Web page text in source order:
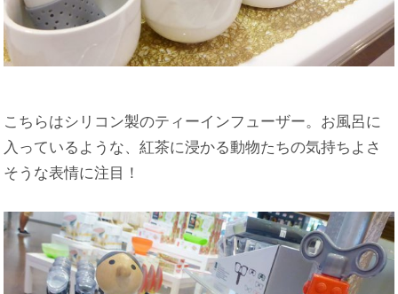
こちらはシリコン製のティーインフューザー。お風呂に
入っているような、紅茶に浸かる動物たちの気持ちよさ
そうな表情に注目！